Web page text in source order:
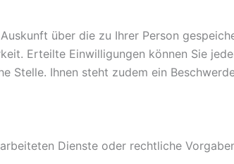
über die zu Ihrer Person
Erteilte Einwilligungen können Sie
Stelle. Ihnen steht zudem ein
Dienste oder rechtliche